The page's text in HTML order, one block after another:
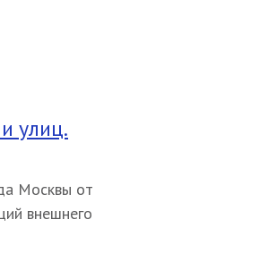
улиц.
Москвы от
внешнего